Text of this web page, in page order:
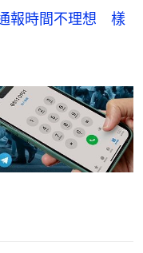
報時間不理想 樣